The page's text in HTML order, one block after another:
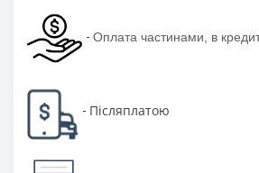
- Оплата частинами, в
- Післяплатою